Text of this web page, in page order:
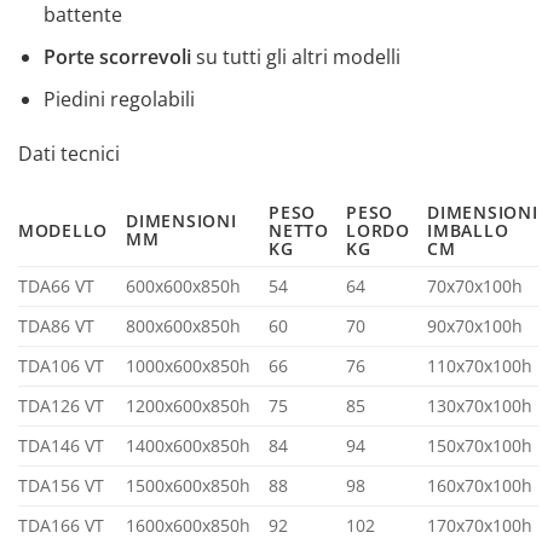
battente
Porte scorrevolisu tutti gli altri modelli
Piedini regolabili
Dati tecnici
MODELLO DIMENSIONI
MM
PESO
NETTO
KG
PESO
LORDO
KG
DIMENSIONI
IMBALLO
CM
TDA66 VT
600x600x850h 54 64
70x70x100h
TDA86 VT
800x600x850h 60 70
90x70x100h
TDA106 VT
1000x600x850h 66 76
110x70x100h
TDA126 VT
1200x600x850h 75 85
130x70x100h
TDA146 VT
1400x600x850h 84 94
150x70x100h
TDA156 VT
1500x600x850h 88 98
160x70x100h
TDA166 VT
1600x600x850h 92 102
170x70x100h